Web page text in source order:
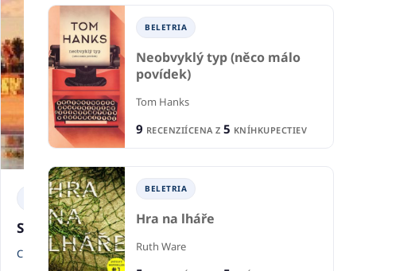
BELETRIA
Son of Youth in Revolt
C.D. Payne
Niekto ako ty
BELETRIA
Neobvyklý typ (něco málo
povídek)
Tom Hanks
9 RECENZIÍCENA Z 5 KNÍHKUPECTIEV
BELETRIA
Hra na lháře
Ruth Ware